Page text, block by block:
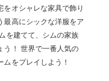
オシャレな家具で飾り
最高にシックな洋服をア
を建てて、シムの家族
う！ 世界で一番人気の
をプレイしよう！